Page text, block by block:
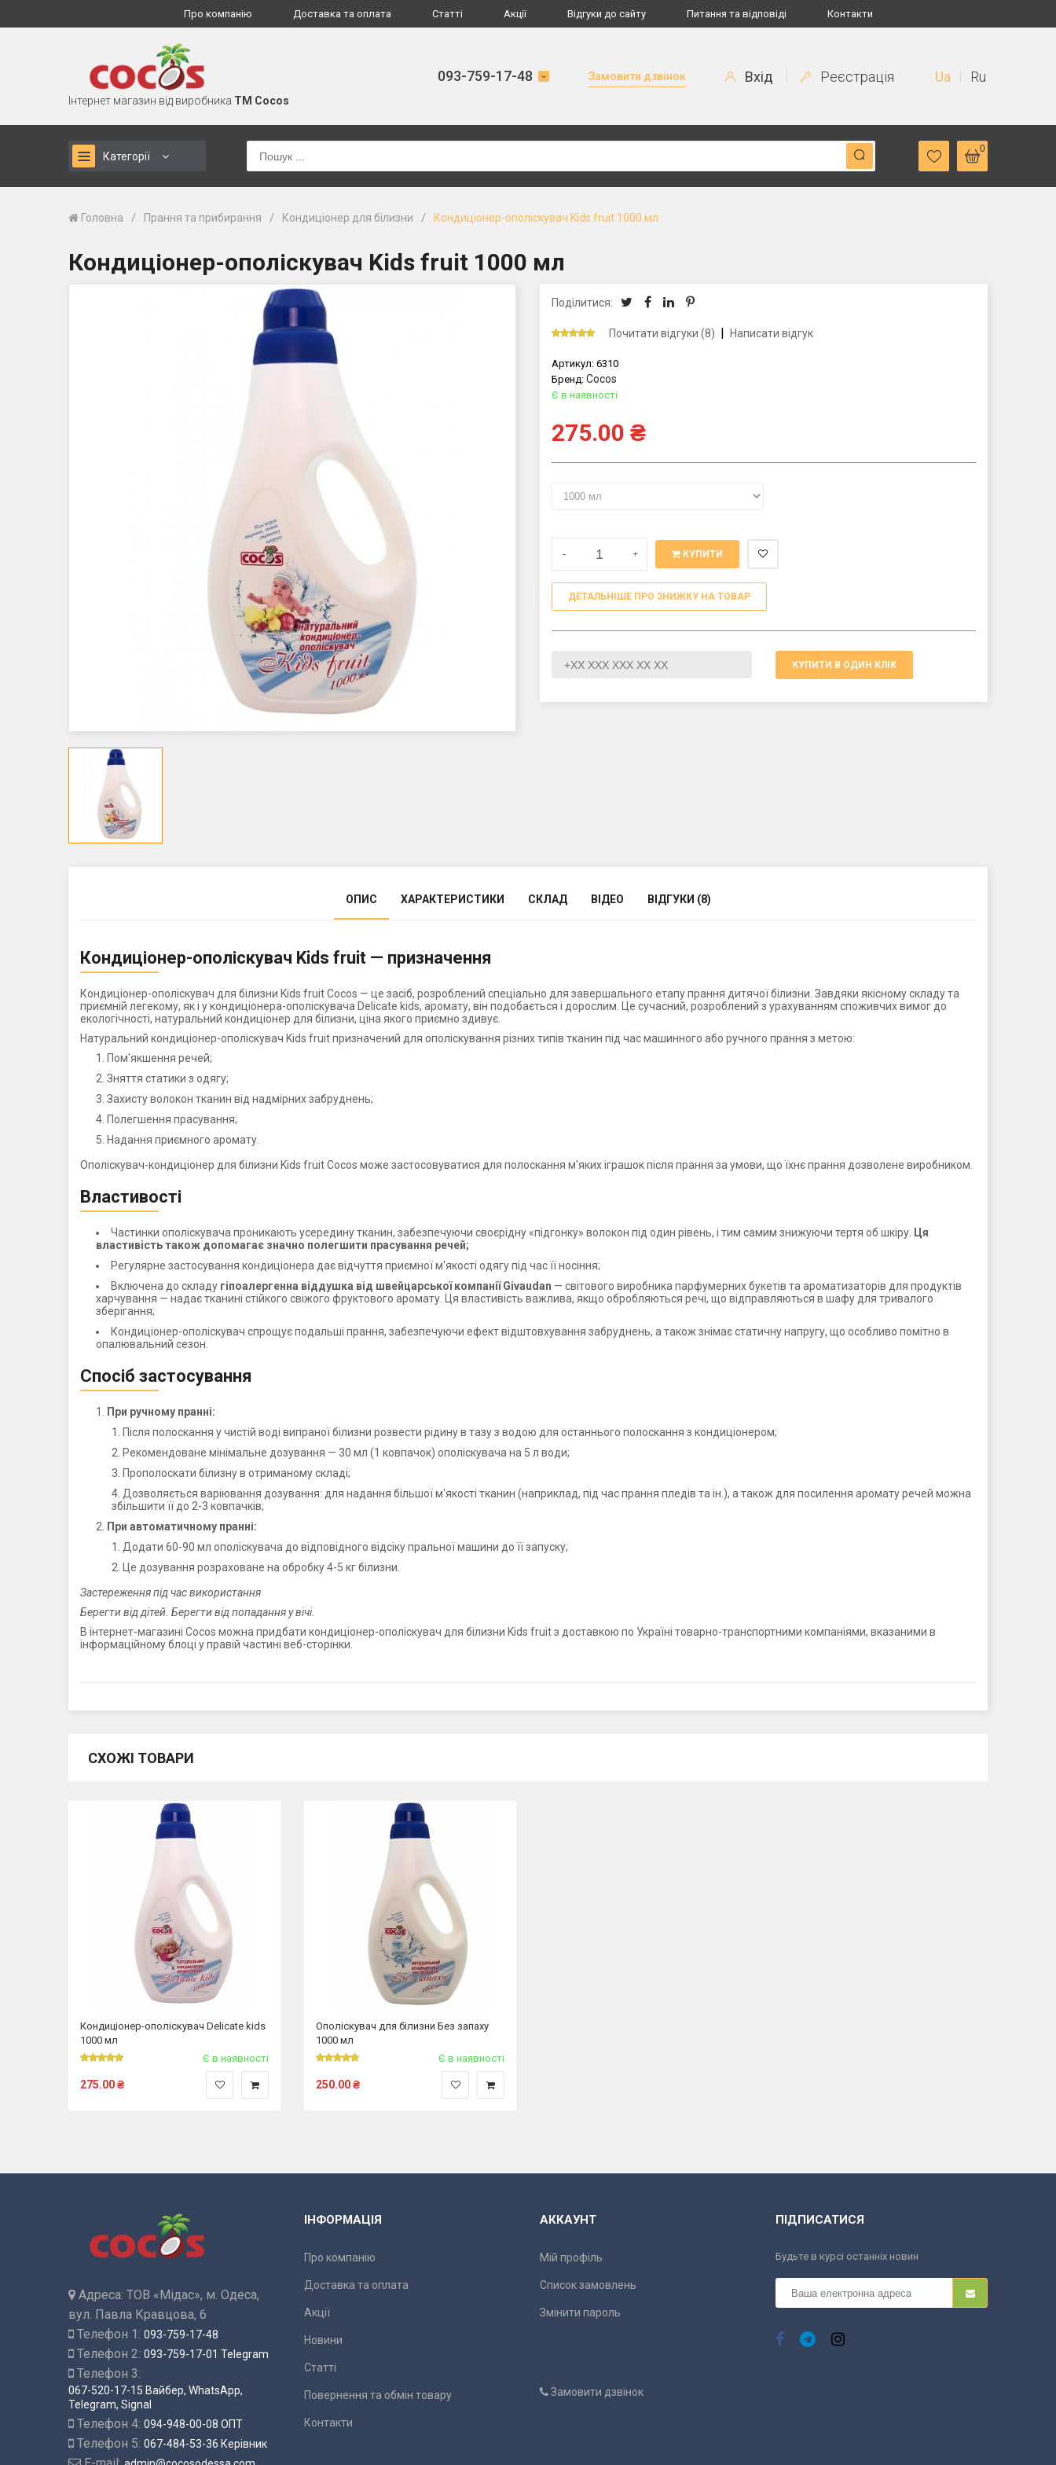
Про компанію Доставка та оплата Статті Акції Відгуки до сайту Питання та відповіді Контакти
Інтернет магазин від виробника TM Cocos
093-759-17-48 Замовити дзвінок Вхід Реєстрація Ua Ru
Категорії
0
Головна / Прання та прибирання / Кондиціонер для білизни / Кондиціонер-ополіскувач Kids fruit 1000 мл
Кондиціонер-ополіскувач Kids fruit 1000 мл
Поділитися:
Почитати відгуки (8) | Написати відгук
Артикул: 6310
Бренд: Cocos
Є в наявності
275.00 ₴
- + КУПИТИ
ДЕТАЛЬНІШЕ ПРО ЗНИЖКУ НА ТОВАР
КУПИТИ В ОДИН КЛІК
ОПИС ХАРАКТЕРИСТИКИ СКЛАД ВІДЕО ВІДГУКИ (8)
Кондиціонер-ополіскувач Kids fruit — призначення
Кондиціонер-ополіскувач для білизни Kids fruit Cocos — це засіб, розроблений спеціально для завершального етапу прання дитячої білизни. Завдяки якісному складу та
приємній легекому, як і у кондиціонера-ополіскувача Delicate kids, аромату, він подобається і дорослим. Це сучасний, розроблений з урахуванням споживчих вимог до
екологічності, натуральний кондиціонер для білизни, ціна якого приємно здивує.
Натуральний кондиціонер-ополіскувач Kids fruit призначений для ополіскування різних типів тканин під час машинного або ручного прання з метою:
Пом'якшення речей;
Зняття статики з одягу;
Захисту волокон тканин від надмірних забруднень;
Полегшення прасування;
Надання приємного аромату.
Ополіскувач-кондиціонер для білизни Kids fruit Cocos може застосовуватися для полоскання м'яких іграшок після прання за умови, що їхнє прання дозволене виробником.
Властивості
Частинки ополіскувача проникають усередину тканин, забезпечуючи своєрідну «підгонку» волокон під один рівень, і тим самим знижуючи тертя об шкіру. Ця
властивість також допомагає значно полегшити прасування речей;
Регулярне застосування кондиціонера дає відчуття приємної м'якості одягу під час її носіння;
Включена до складу гіпоалергенна віддушка від швейцарської компанії Givaudan — світового виробника парфумерних букетів та ароматизаторів для продуктів
харчування — надає тканині стійкого свіжого фруктового аромату. Ця властивість важлива, якщо обробляються речі, що відправляються в шафу для тривалого
зберігання;
Кондиціонер-ополіскувач спрощує подальші прання, забезпечуючи ефект відштовхування забруднень, а також знімає статичну напругу, що особливо помітно в
опалювальний сезон.
Спосіб застосування
При ручному пранні:
Після полоскання у чистій воді випраної білизни розвести рідину в тазу з водою для останнього полоскання з кондиціонером;
Рекомендоване мінімальне дозування — 30 мл (1 ковпачок) ополіскувача на 5 л води;
Прополоскати білизну в отриманому складі;
Дозволяється варіювання дозування: для надання більшої м'якості тканин (наприклад, під час прання пледів та ін.), а також для посилення аромату речей можна
збільшити її до 2-3 ковпачків;
При автоматичному пранні:
Додати 60-90 мл ополіскувача до відповідного відсіку пральної машини до її запуску;
Це дозування розраховане на обробку 4-5 кг білизни.
Застереження під час використання
Берегти від дітей. Берегти від попадання у вічі.
В інтернет-магазині Cocos можна придбати кондиціонер-ополіскувач для білизни Kids fruit з доставкою по Україні товарно-транспортними компаніями, вказаними в
інформаційному блоці у правій частині веб-сторінки.
СХОЖІ ТОВАРИ
Кондиціонер-ополіскувач Delicate kids
1000 мл
Є в наявності
275.00₴
Ополіскувач для білизни Без запаху
1000 мл
Є в наявності
250.00₴
Адреса: ТОВ «Мідас», м. Одеса,
вул. Павла Кравцова, 6
Телефон 1: 093-759-17-48
Телефон 2: 093-759-17-01 Telegram
Телефон 3:
067-520-17-15 Вайбер, WhatsApp,
Telegram, Signal
Телефон 4: 094-948-00-08 ОПТ
Телефон 5: 067-484-53-36 Керівник
ІНФОРМАЦІЯ
Про компанію
Доставка та оплата
Акції
Новини
Статті
Повернення та обмін товару
Контакти
АККАУНТ
Мій профіль
Список замовлень
Змінити пароль
Замовити дзвінок
ПІДПИСАТИСЯ
Будьте в курсі останніх новин